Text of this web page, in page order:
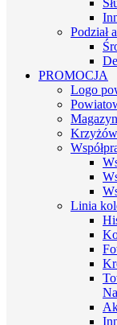
Podział
PROMOCJA
Logo
Linia